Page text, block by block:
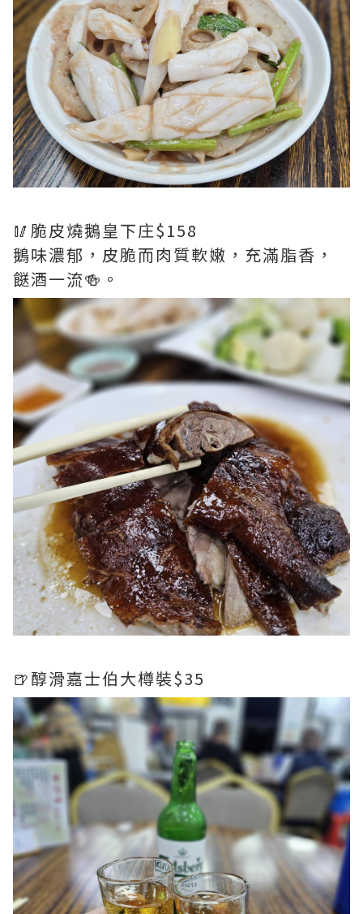
🥢脆皮燒鵝皇下庄$158
鵝味濃郁，皮脆而肉質軟嫩，充滿脂香，
餸酒一流🍻。
🍺醇滑嘉士伯大樽裝$35